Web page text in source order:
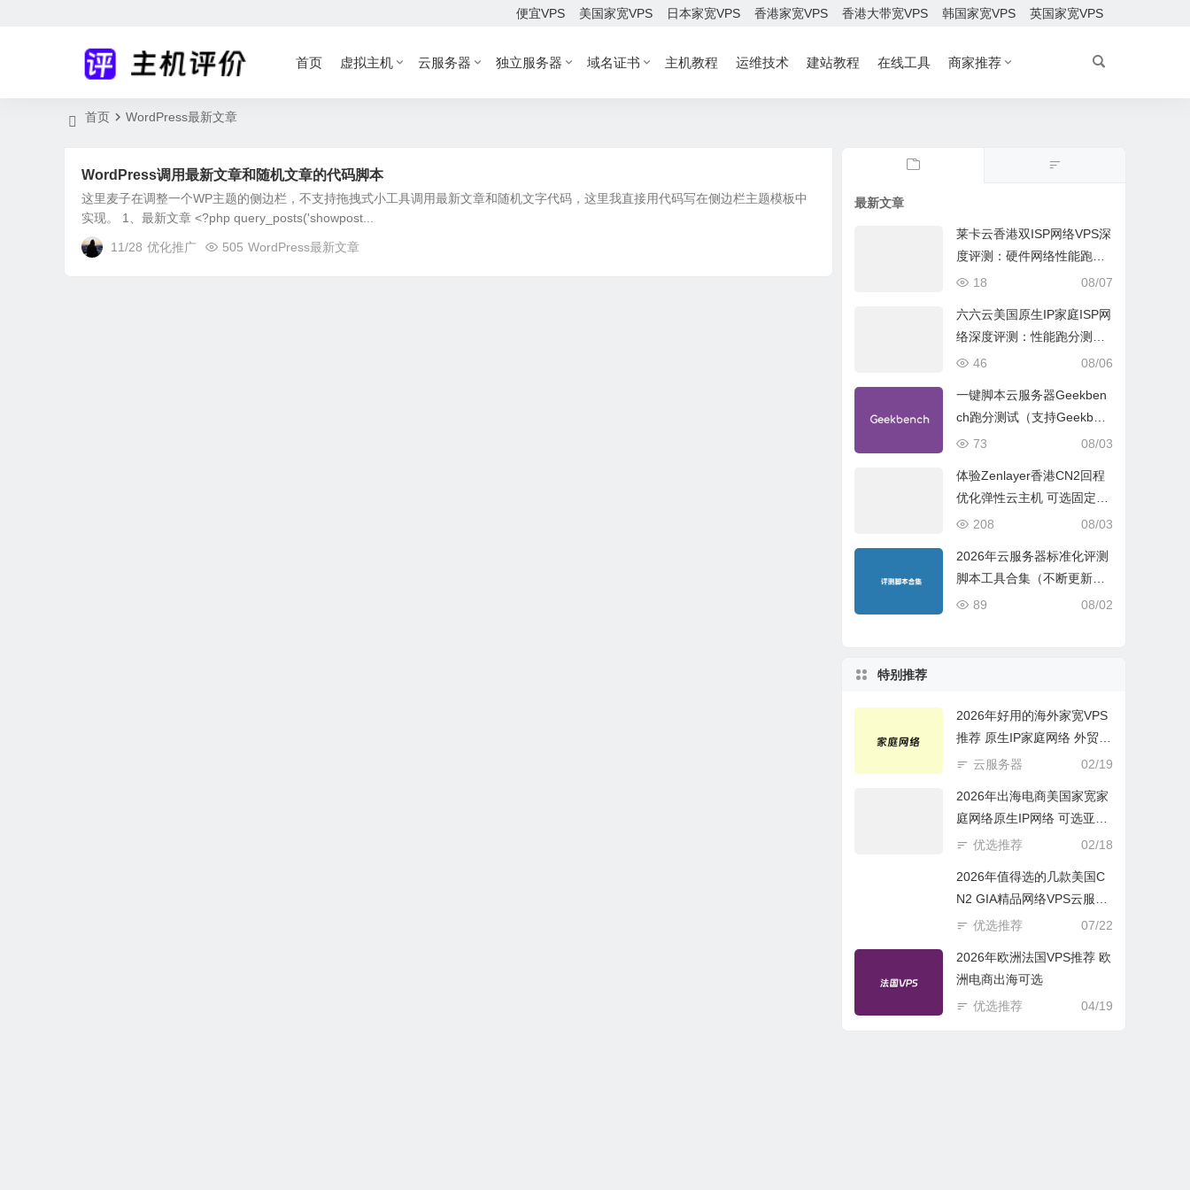
便宜VPS 美国家宽VPS 日本家宽VPS 香港家宽VPS 香港大带宽VPS 韩国家宽VPS 英国家宽VPS
首页 虚拟主机 云服务器 独立服务器 域名证书 主机教程 运维技术 建站教程 在线工具 商家推荐
首页 WordPress最新文章
WordPress调用最新文章和随机文章的代码脚本
这里麦子在调整一个WP主题的侧边栏，不支持拖拽式小工具调用最新文章和随机文字代码，这里我直接用代码写在侧边栏主题模板中
实现。 1、最新文章 <?php query_posts('showpost...
11/28 优化推广 505 WordPress最新文章
最新文章
莱卡云香港双ISP网络VPS深
度评测：硬件网络性能跑
分、流媒体兼容测试和选择
08/07
18
六六云美国原生IP家庭ISP网
络深度评测：性能跑分测
试、网络线路与购买建议08/06
46
一键脚本云服务器Geekben
ch跑分测试（支持Geekben
ch 5 Geekbench 6 Geekbe
08/03
73
体验Zenlayer香港CN2回程
优化弹性云主机 可选固定带
宽或流量模式
08/03
208
2026年云服务器标准化评测
脚本工具合集（不断更新完
善）
08/02
89
特别推荐
2026年好用的海外家宽VPS
推荐 原生IP家庭网络 外贸电
商必选
02/19
云服务器
2026年出海电商美国家宽家
庭网络原生IP网络 可选亚欧
美云服务器
02/18
优选推荐
2026年值得选的几款美国C
N2 GIA精品网络VPS云服务
器推荐
07/22
优选推荐
2026年欧洲法国VPS推荐 欧
洲电商出海可选
04/19
优选推荐